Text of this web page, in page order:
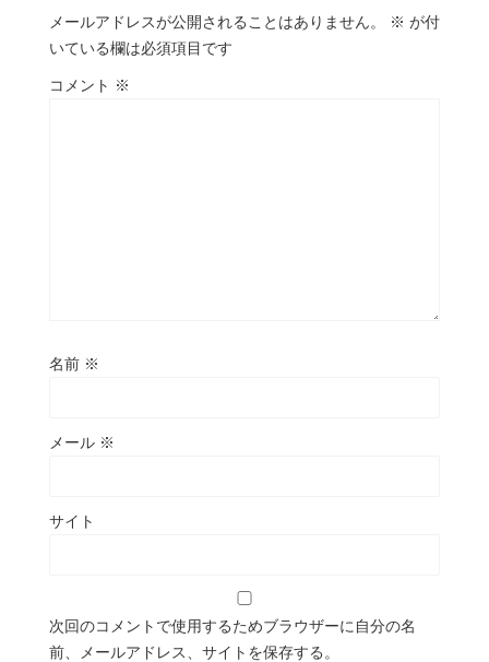
メールアドレスが公開されることはありません。 ※ が付
いている欄は必須項目です
コメント ※
名前 ※
メール ※
サイト
次回のコメントで使用するためブラウザーに自分の名
前、メールアドレス、サイトを保存する。